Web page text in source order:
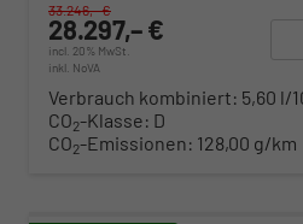
28.297,– €
incl. 20% MwSt.
inkl. NoVA
33.246,– €
Verbrauch kombiniert: 5,60 l/
CO2-Klasse: D
CO2-Emissionen: 128,00 g/km